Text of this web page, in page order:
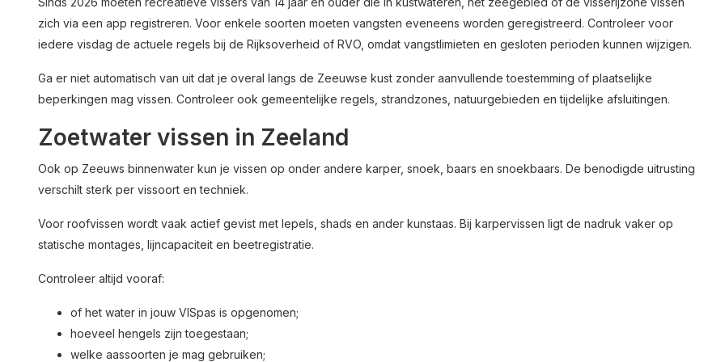
zich via een app registreren. Voor enkele soorten moeten vangsten eveneens worden geregistreerd. Controleer voor
iedere visdag de actuele regels bij de Rijksoverheid of RVO, omdat vangstlimieten en gesloten perioden kunnen wijzigen.
Ga er niet automatisch van uit dat je overal langs de Zeeuwse kust zonder aanvullende toestemming of plaatselijke
beperkingen mag vissen. Controleer ook gemeentelijke regels, strandzones, natuurgebieden en tijdelijke afsluitingen.
Zoetwater vissen in Zeeland
Ook op Zeeuws binnenwater kun je vissen op onder andere karper, snoek, baars en snoekbaars. De benodigde uitrusting
verschilt sterk per vissoort en techniek.
Voor roofvissen wordt vaak actief gevist met lepels, shads en ander kunstaas. Bij karpervissen ligt de nadruk vaker op
statische montages, lijncapaciteit en beetregistratie.
Controleer altijd vooraf:
of het water in jouw VISpas is opgenomen;
hoeveel hengels zijn toegestaan;
welke aassoorten je mag gebruiken;